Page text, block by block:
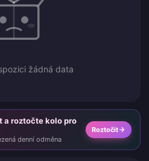
žádná data
a roztočte kolo pro
výše — omezená denní odměna
Roztočit